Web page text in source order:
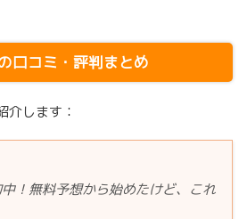
口コミ・評判まとめ
介します：
！無料予想から始めたけど、これ